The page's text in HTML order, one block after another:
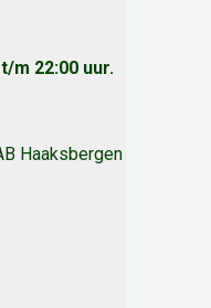
m 22:00 uur.
Haaksbergen